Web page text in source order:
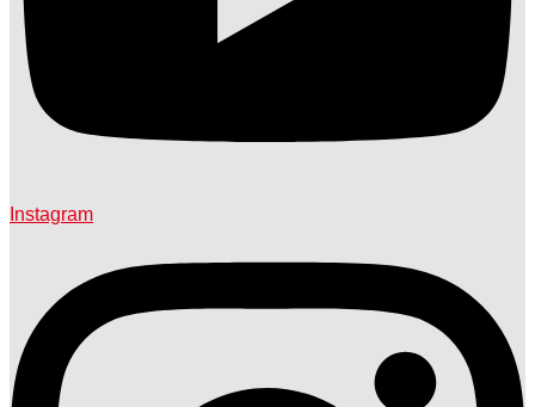
Instagram